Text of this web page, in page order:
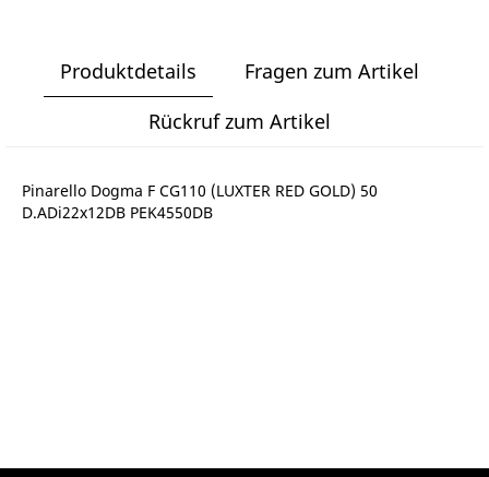
Produktdetails
Fragen zum Artikel
Rückruf zum Artikel
Pinarello Dogma F CG110 (LUXTER RED GOLD) 50
D.ADi22x12DB PEK4550DB